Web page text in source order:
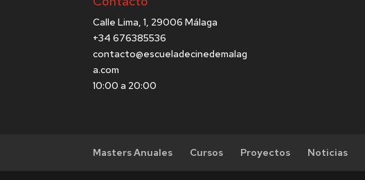
Calle Lima, 1, 29006 Málaga
+34 676385536
contacto@escueladecinedemalag
a.com
10:00 a 20:00
Masters Anuales Cursos Proyectos Noticias